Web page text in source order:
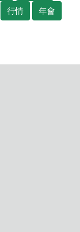
行情
年會